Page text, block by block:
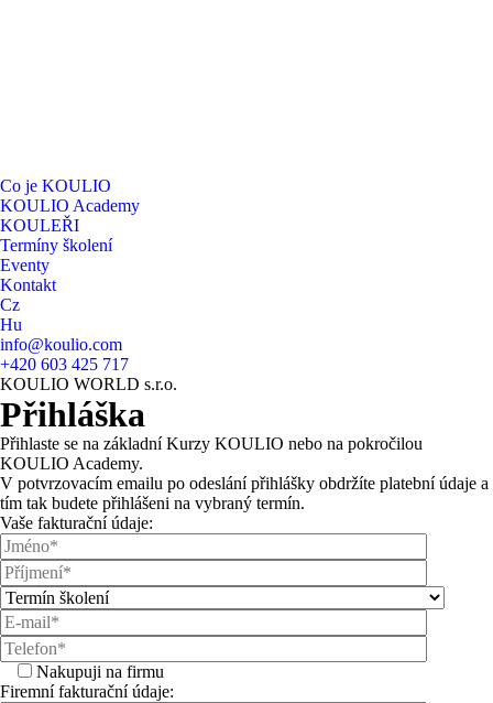
Co je KOULIO
KOULIO Academy
KOULEŘI
Termíny školení
Eventy
Kontakt
Cz
Hu
info@koulio.com
+420 603 425 717
KOULIO WORLD s.r.o.
Přihláška
Přihlaste se na základní Kurzy KOULIO nebo na pokročilou
KOULIO Academy.
V potvrzovacím emailu po odeslání přihlášky obdržíte platební údaje a
tím tak budete přihlášeni na vybraný termín.
Vaše fakturační údaje:
Nakupuji na firmu
Firemní fakturační údaje: